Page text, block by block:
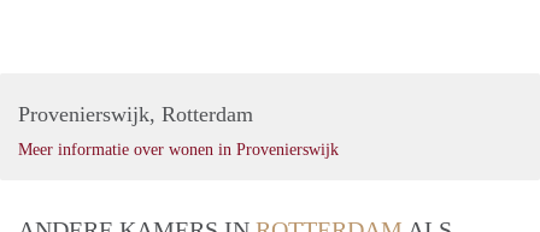
Provenierswijk, Rotterdam
Meer informatie over wonen in Provenierswijk